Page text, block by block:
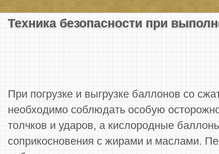
Техника безопасности при
При погрузке и выгрузке баллонов со
необходимо соблюдать особую
толчков и ударов, а кислородные
соприкосновения с жирами и маслами.